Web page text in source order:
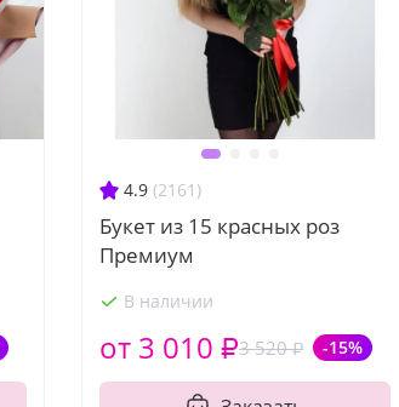
4.9 (2161)
Букет из 15 красных роз
Премиум
В наличии
3 520 ₽ -15%
от 3 010 ₽